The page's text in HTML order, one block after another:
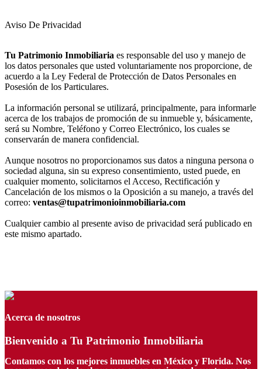
Aviso De Privacidad
Tu Patrimonio Inmobiliaria es responsable del uso y manejo de
los datos personales que usted voluntariamente nos proporcione, de
acuerdo a la Ley Federal de Protección de Datos Personales en
Posesión de los Particulares.
La información personal se utilizará, principalmente, para informarle
acerca de los trabajos de promoción de su inmueble y, básicamente,
será su Nombre, Teléfono y Correo Electrónico, los cuales se
conservarán de manera confidencial.
Aunque nosotros no proporcionamos sus datos a ninguna persona o
sociedad alguna, sin su expreso consentimiento, usted puede, en
cualquier momento, solicitarnos el Acceso, Rectificación y
Cancelación de los mismos o la Oposición a su manejo, a través del
correo: ventas@tupatrimonioinmobiliaria.com
Cualquier cambio al presente aviso de privacidad será publicado en
este mismo apartado.
Acerca de nosotros
Bienvenido a Tu Patrimonio Inmobiliaria
Contamos con los mejores inmuebles en México y Florida. Nos